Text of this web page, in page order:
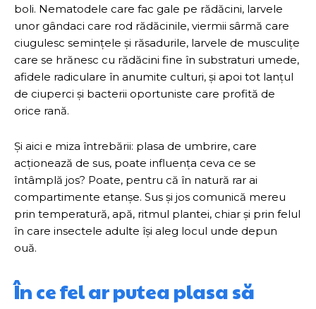
boli. Nematodele care fac gale pe rădăcini, larvele
unor gândaci care rod rădăcinile, viermii sârmă care
ciugulesc semințele și răsadurile, larvele de musculițe
care se hrănesc cu rădăcini fine în substraturi umede,
afidele radiculare în anumite culturi, și apoi tot lanțul
de ciuperci și bacterii oportuniste care profită de
orice rană.
Și aici e miza întrebării: plasa de umbrire, care
acționează de sus, poate influența ceva ce se
întâmplă jos? Poate, pentru că în natură rar ai
compartimente etanșe. Sus și jos comunică mereu
prin temperatură, apă, ritmul plantei, chiar și prin felul
în care insectele adulte își aleg locul unde depun
ouă.
În ce fel ar putea plasa să